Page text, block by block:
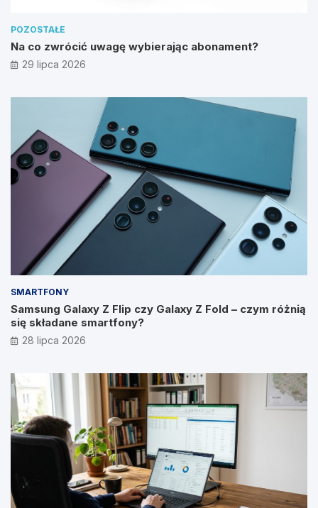
POZOSTAŁE
Na co zwrócić uwagę wybierając abonament?
29 lipca 2026
SMARTFONY
Samsung Galaxy Z Flip czy Galaxy Z Fold – czym różnią
się składane smartfony?
28 lipca 2026